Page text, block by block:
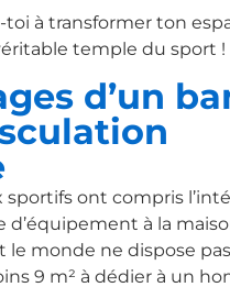
toi à transformer ton
temple du sport !
d’un
sportifs ont compris
d’équipement à la
le monde ne dispose
9 m² à dédier à un